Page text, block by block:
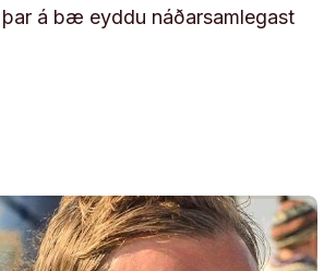
þar á bæ eyddu náðarsamlegast